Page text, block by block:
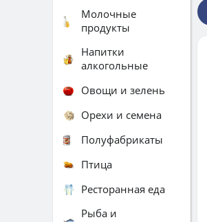
Молочные
продукты
Напитки
алкогольные
Овощи и зелень
Орехи и семена
Полуфабрикаты
Птица
Ресторанная еда
Рыба и